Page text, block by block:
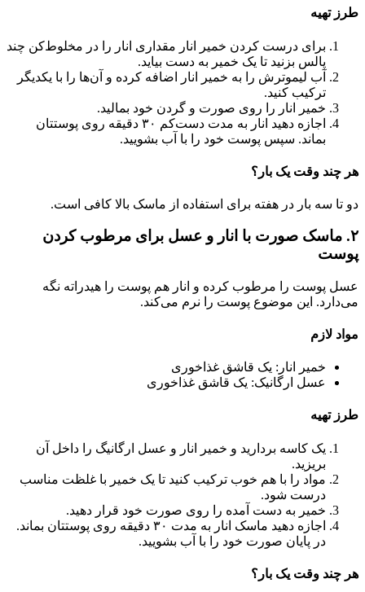
طرز تهیه
برای درست کردن خمیر انار مقداری انار را در مخلوط‌کن چند
پالس بزنید تا یک خمیر به دست بیاید.
آب لیموترش را به خمیر انار اضافه کرده و آن‌ها را با یکدیگر
ترکیب کنید.
خمیر انار را روی صورت و گردن خود بمالید.
اجازه دهید انار به مدت دست‌کم ۳۰ دقیقه روی پوستتان
بماند. سپس پوست خود را با آب بشویید.
هر چند وقت یک بار؟
دو تا سه بار در هفته برای استفاده از ماسک بالا کافی است.
۲. ماسک صورت با انار و عسل برای مرطوب کردن
پوست
عسل پوست را مرطوب کرده و انار هم پوست را هیدراته نگه
می‌دارد. این موضوع پوست را نرم می‌کند.
مواد لازم
خمیر انار: یک قاشق غذاخوری
عسل ارگانیک: یک قاشق غذاخوری
طرز تهیه
یک کاسه بردارید و خمیر انار و عسل ارگانیگ را داخل آن
بریزید.
مواد را با هم خوب ترکیب کنید تا یک خمیر با غلظت مناسب
درست شود.
خمیر به دست آمده را روی صورت خود قرار دهید.
اجازه دهید ماسک انار به مدت ۳۰ دقیقه روی پوستتان بماند.
در پایان صورت خود را با آب بشویید.
هر چند وقت یک بار؟